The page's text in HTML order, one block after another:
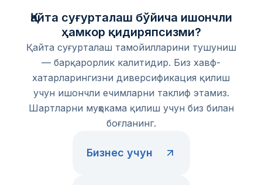
Қайта суғурталаш бўйича ишончли
ҳамкор қидиряпсизми?
Қайта суғурталаш тамойилларини тушуниш
— барқарорлик калитидир. Биз хавф-
хатарларингизни диверсификация қилиш
учун ишончли ечимларни таклиф этамиз.
Шартларни муҳокама қилиш учун биз билан
боғланинг.
Бизнес учун